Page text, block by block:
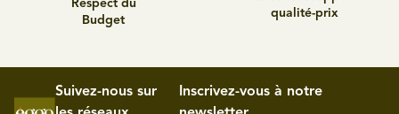
Respect du
Budget
qualité-prix
Suivez-nous sur
Inscrivez-vous à notre